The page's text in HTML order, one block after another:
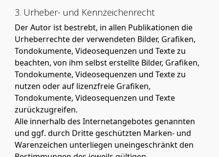
3. Urheber- und Kennzeichenrecht
Der Autor ist bestrebt, in allen Publikationen die
Urheberrechte der verwendeten Bilder, Grafiken,
Tondokumente, Videosequenzen und Texte zu
beachten, von ihm selbst erstellte Bilder, Grafiken,
Tondokumente, Videosequenzen und Texte zu
nutzen oder auf lizenzfreie Grafiken,
Tondokumente, Videosequenzen und Texte
zurückzugreifen.
Alle innerhalb des Internetangebotes genannten
und ggf. durch Dritte geschützten Marken- und
Warenzeichen unterliegen uneingeschränkt den